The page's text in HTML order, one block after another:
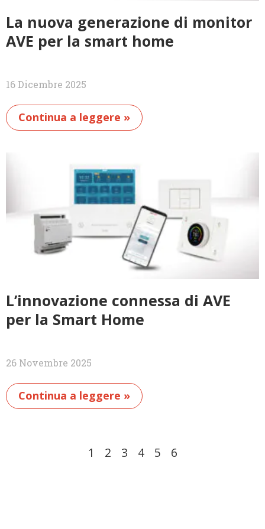
La nuova generazione di monitor
AVE per la smart home
16 Dicembre 2025
Continua a leggere »
L’innovazione connessa di AVE
per la Smart Home
26 Novembre 2025
Continua a leggere »
1 2 3 4 5 6